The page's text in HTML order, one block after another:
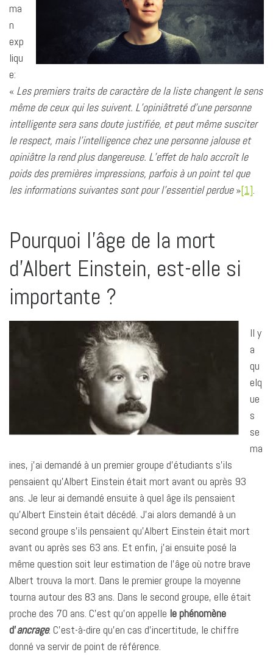
ma
n
exp
liqu
e:
« Les premiers traits de caractère de la liste changent le sens
même de ceux qui les suivent. L’opiniâtreté d’une personne
intelligente sera sans doute justifiée, et peut même susciter
le respect, mais l’intelligence chez une personne jalouse et
opiniâtre la rend plus dangereuse. L’effet de halo accroît le
poids des premières impressions, parfois à un point tel que
les informations suivantes sont pour l’essentiel perdue»[1].
Pourquoi l’âge de la mort
d’Albert Einstein, est-elle si
importante ?
Il y
a
qu
elq
ue
s
se
ma
ines, j’ai demandé à un premier groupe d’étudiants s’ils
pensaient qu’Albert Einstein était mort avant ou après 93
ans. Je leur ai demandé ensuite à quel âge ils pensaient
qu’Albert Einstein était décédé. J’ai alors demandé à un
second groupe s’ils pensaient qu’Albert Einstein était mort
avant ou après ses 63 ans. Et enfin, j’ai ensuite posé la
même question soit leur estimation de l’âge où notre brave
Albert trouva la mort. Dans le premier groupe la moyenne
tourna autour des 83 ans. Dans le second groupe, elle était
proche des 70 ans. C’est qu’on appelle le phénomène
d’ancrage. C’est-à-dire qu’en cas d’incertitude, le chiffre
donné va servir de point de référence.